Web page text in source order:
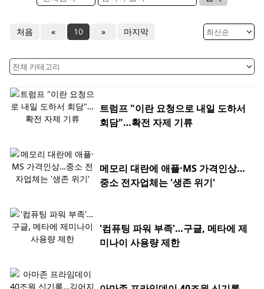
처음 « 10 » 마지막
트럼프 "이란 요청으로 내일 도하서
회담"…확전 자제 기류
메모리 대란에 애플·MS 가격인상…
중소 전자업체는 '생존 위기'
'컴퓨팅 파워 부족'…구글, 메타에 제
미나이 사용량 제한